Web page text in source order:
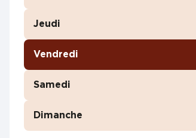
Jeudi
Vendredi
Samedi
Dimanche